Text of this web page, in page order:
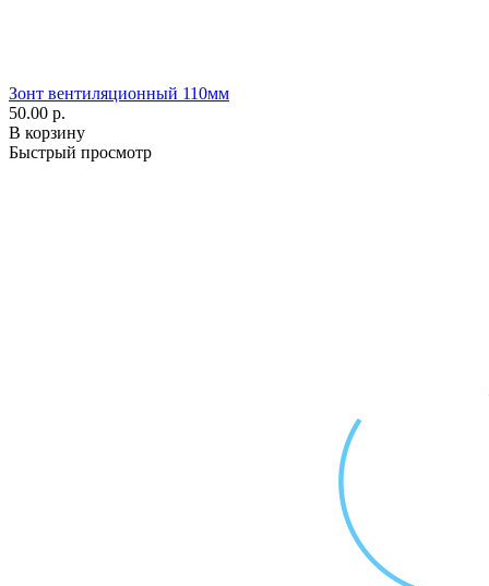
Зонт вентиляционный 110мм
50.00 р.
В корзину
Быстрый просмотр